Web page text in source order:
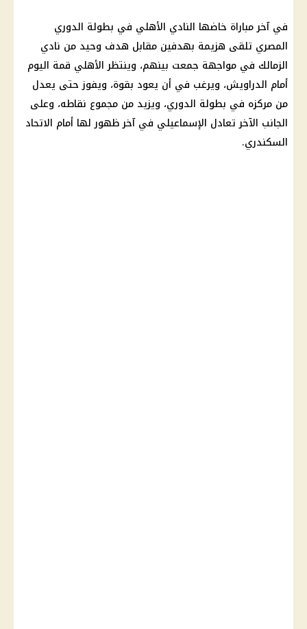
في آخر مباراة خاضها النادي الأهلي في بطولة الدوري
المصري تلقى هزيمة بهدفين مقابل هدف وحيد من نادي
الزمالك في مواجهة جمعت بينهم، وينتظرالأهلي قمة اليوم
أمام الدراويش، ويرغب في أن يعود بقوة، ويفوز حتى يعدل
من مركزه في بطولة الدوري، ويزيد من مجموع نقاطه، وعلى
الجانب الآخر تعادل الإسماعيلي في آخر ظهور لها أمام الاتحاد
السكندري.